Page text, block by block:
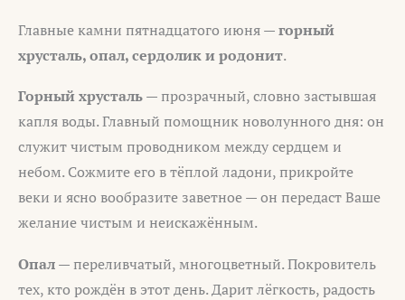
Главные камни пятнадцатого июня —горный
хрусталь, опал, сердолик и родонит.
Горный хрусталь— прозрачный, словно застывшая
капля воды. Главный помощник новолунного дня: он
служит чистым проводником между сердцем и
небом. Сожмите его в тёплой ладони, прикройте
веки и ясно вообразите заветное — он передаст Ваше
желание чистым и неискажённым.
Опал— переливчатый, многоцветный. Покровитель
тех, кто рождён в этот день. Дарит лёгкость, радость